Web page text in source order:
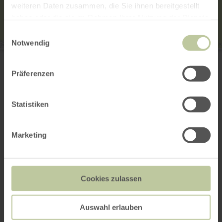
weiteren Daten zusammen, die Sie ihnen bereitgestellt
Notwendig
Präferenzen
Statistiken
Marketing
Cookies zulassen
Auswahl erlauben
53919 Weilerswist
Site web
Afficher sur la carte
Cela pourrait
également vous